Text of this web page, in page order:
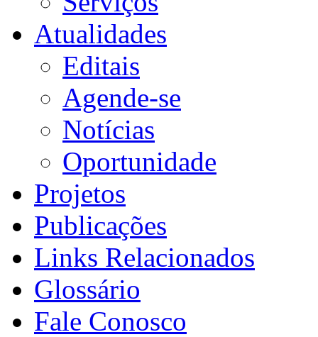
Atualidades
Editais
Agende-se
Notícias
Oportunidade
Projetos
Publicações
Links Relacionados
Glossário
Fale Conosco